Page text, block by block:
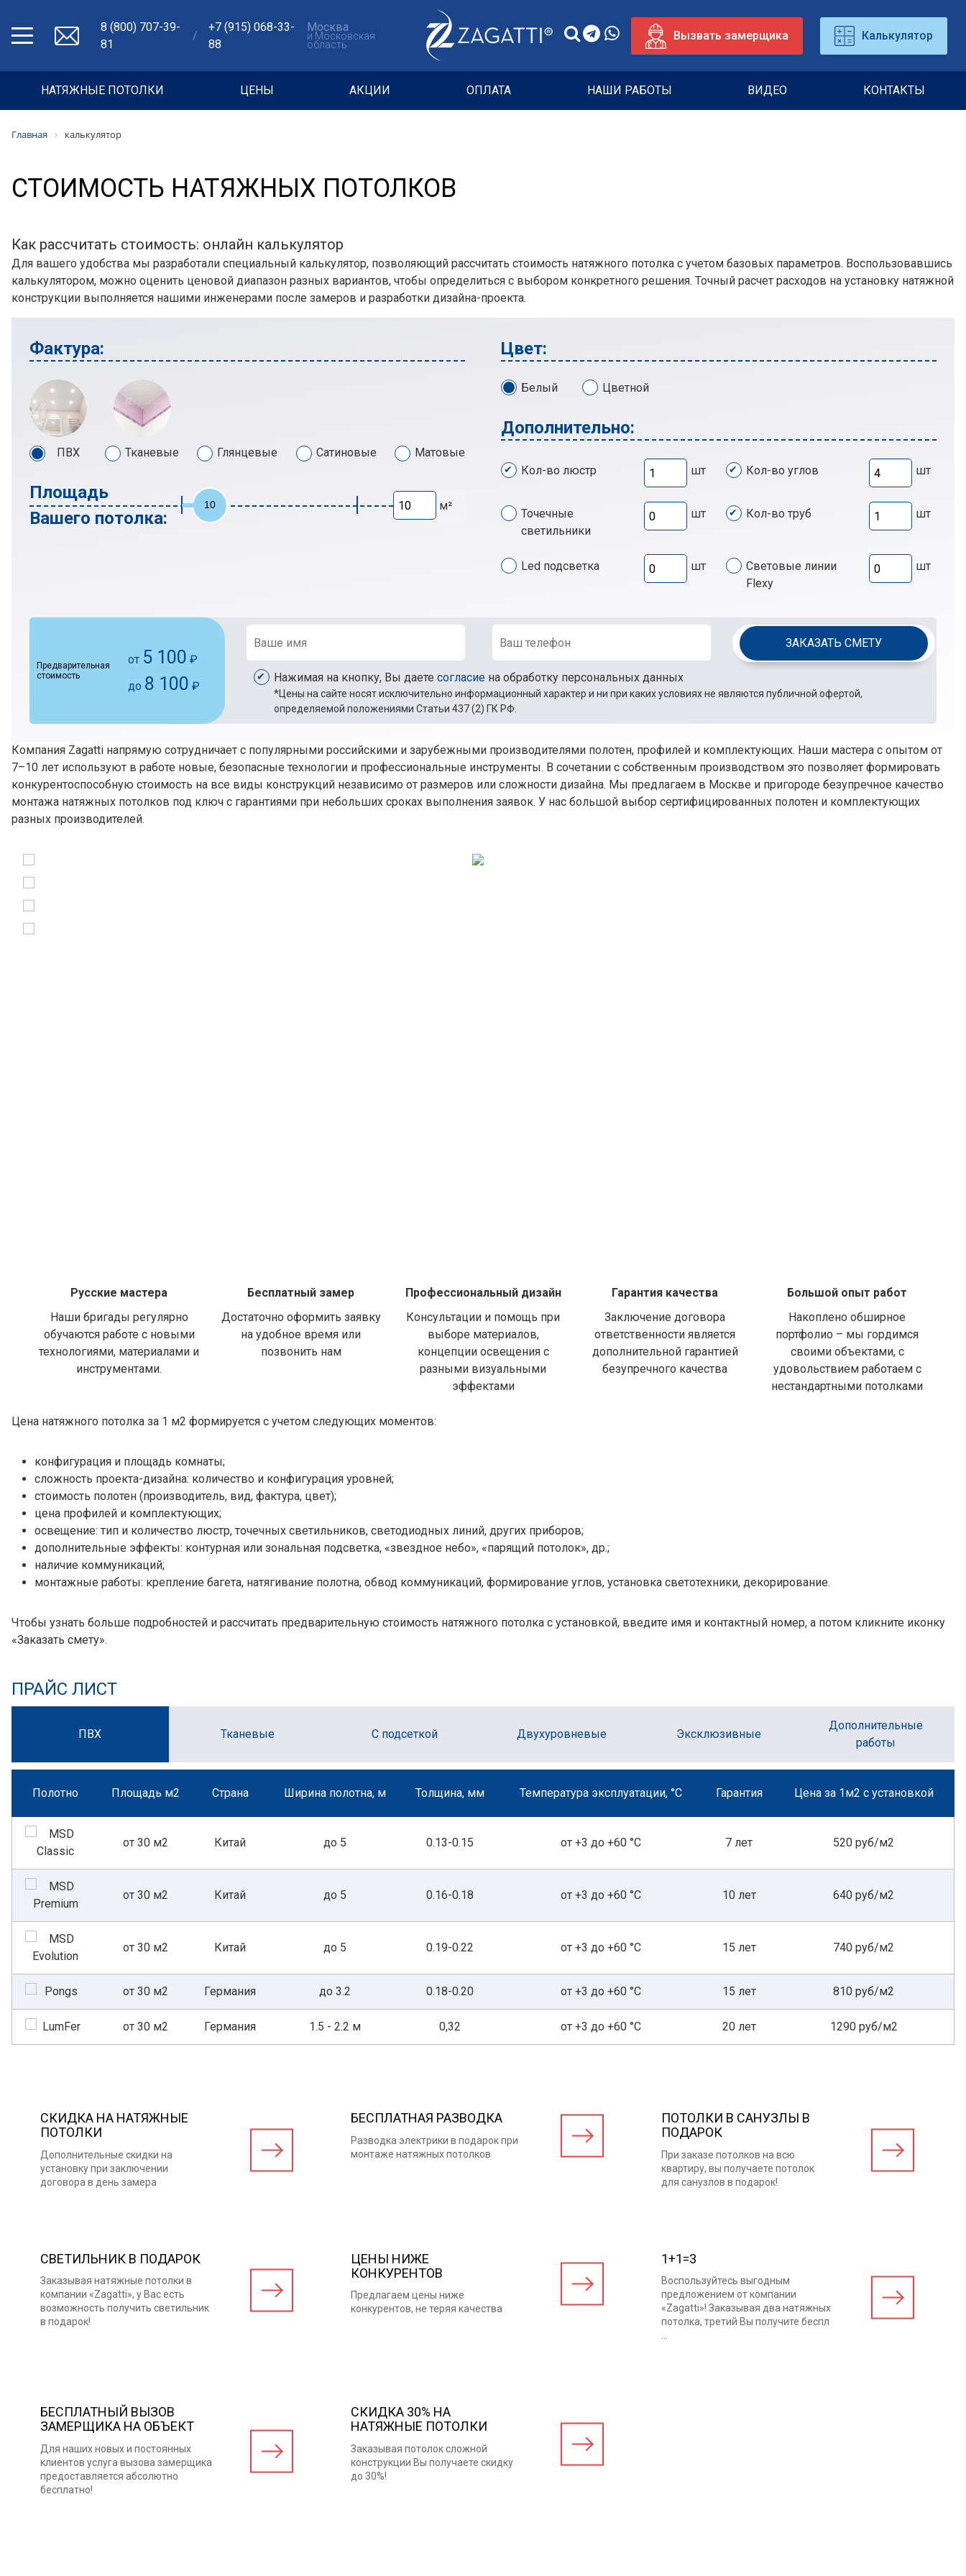
8 (800) 707-39-
81
/
+7 (915) 068-33-
88
Москва
и Московская
область
Вызвать замерщика Калькулятор
НАТЯЖНЫЕ ПОТОЛКИ ЦЕНЫ АКЦИИ ОПЛАТА НАШИ РАБОТЫ ВИДЕО КОНТАКТЫ
Главная калькулятор
СТОИМОСТЬ НАТЯЖНЫХ ПОТОЛКОВ
Как рассчитать стоимость: онлайн калькулятор
Для вашего удобства мы разработали специальный калькулятор, позволяющий рассчитать стоимость натяжного потолка с учетом базовых параметров. Воспользовавшись
калькулятором, можно оценить ценовой диапазон разных вариантов, чтобы определиться с выбором конкретного решения. Точный расчет расходов на установку натяжной
конструкции выполняется нашими инженерами после замеров и разработки дизайна-проекта.
Фактура:
ПВХ Тканевые Глянцевые Сатиновые Матовые
Площадь
Вашего потолка:
10 м²
Цвет:
Белый Цветной
Дополнительно:
Кол-во люстр шт Кол-во углов шт
Точечные
светильники
шт Кол-во труб шт
Led подсветка шт
Световые линии
Flexy
шт
Предварительная
стоимость
от 5 100 ₽
до 8 100 ₽
ЗАКАЗАТЬ СМЕТУ
Нажимая на кнопку, Вы даете согласие на обработку персональных данных
*Цены на сайте носят исключительно информационный характер и ни при каких условиях не являются публичной офертой,
определяемой положениями Статьи 437 (2) ГК РФ.
Компания Zagatti напрямую сотрудничает с популярными российскими и зарубежными производителями полотен, профилей и комплектующих. Наши мастера с опытом от
7–10 лет используют в работе новые, безопасные технологии и профессиональные инструменты. В сочетании с собственным производством это позволяет формировать
конкурентоспособную стоимость на все виды конструкций независимо от размеров или сложности дизайна. Мы предлагаем в Москве и пригороде безупречное качество
монтажа натяжных потолков под ключ с гарантиями при небольших сроках выполнения заявок. У нас большой выбор сертифицированных полотен и комплектующих
разных производителей.
Русские мастера
Наши бригады регулярно
обучаются работе с новыми
технологиями, материалами и
инструментами.
Бесплатный замер
Достаточно оформить заявку
на удобное время или
позвонить нам
Профессиональный дизайн
Консультации и помощь при
выборе материалов,
концепции освещения с
разными визуальными
эффектами
Гарантия качества
Заключение договора
ответственности является
дополнительной гарантией
безупречного качества
Большой опыт работ
Накоплено обширное
портфолио – мы гордимся
своими объектами, с
удовольствием работаем с
нестандартными потолками
Цена натяжного потолка за 1 м2 формируется с учетом следующих моментов:
конфигурация и площадь комнаты;
сложность проекта-дизайна: количество и конфигурация уровней;
стоимость полотен (производитель, вид, фактура, цвет);
цена профилей и комплектующих;
освещение: тип и количество люстр, точечных светильников, светодиодных линий, других приборов;
дополнительные эффекты: контурная или зональная подсветка, «звездное небо», «парящий потолок», др.;
наличие коммуникаций;
монтажные работы: крепление багета, натягивание полотна, обвод коммуникаций, формирование углов, установка светотехники, декорирование.
Чтобы узнать больше подробностей и рассчитать предварительную стоимость натяжного потолка с установкой, введите имя и контактный номер, а потом кликните иконку
«Заказать смету».
ПРАЙС ЛИСТ
ПВХ Тканевые С подсеткой Двухуровневые Эксклюзивные
Дополнительные
работы
Полотно Площадь м2 Страна Ширина полотна, м Толщина, мм Температура эксплуатации, °С Гарантия Цена за 1м2 с установкой
от 30 м2 Китай до 5 0.13-0.15 от +3 до +60 °С 7 лет 520 руб/м2
от 30 м2 Китай до 5 0.16-0.18 от +3 до +60 °С 10 лет 640 руб/м2
от 30 м2 Китай до 5 0.19-0.22 от +3 до +60 °С 15 лет 740 руб/м2
от 30 м2 Германия до 3.2 0.18-0.20 от +3 до +60 °С 15 лет 810 руб/м2
от 30 м2 Германия 1.5 - 2.2 м 0,32 от +3 до +60 °С 20 лет 1290 руб/м2
СКИДКА НА НАТЯЖНЫЕ
ПОТОЛКИ
Дополнительные скидки на
установку при заключении
договора в день замера
БЕСПЛАТНАЯ РАЗВОДКА
Разводка электрики в подарок при
монтаже натяжных потолков
ПОТОЛКИ В САНУЗЛЫ В
ПОДАРОК
При заказе потолков на всю
квартиру, вы получаете потолок
для санузлов в подарок!
СВЕТИЛЬНИК В ПОДАРОК
Заказывая натяжные потолки в
компании «Zagatti», у Вас есть
возможность получить светильник
в подарок!
ЦЕНЫ НИЖЕ
КОНКУРЕНТОВ
Предлагаем цены ниже
конкурентов, не теряя качества
1+1=3
Воспользуйтесь выгодным
предложением от компании
«Zagatti»! Заказывая два натяжных
потолка, третий Вы получите беспл
...
БЕСПЛАТНЫЙ ВЫЗОВ
ЗАМЕРЩИКА НА ОБЪЕКТ
Для наших новых и постоянных
клиентов услуга вызова замерщика
предоставляется абсолютно
бесплатно!
СКИДКА 30% НА
НАТЯЖНЫЕ ПОТОЛКИ
Заказывая потолок сложной
конструкции Вы получаете скидку
до 30%!